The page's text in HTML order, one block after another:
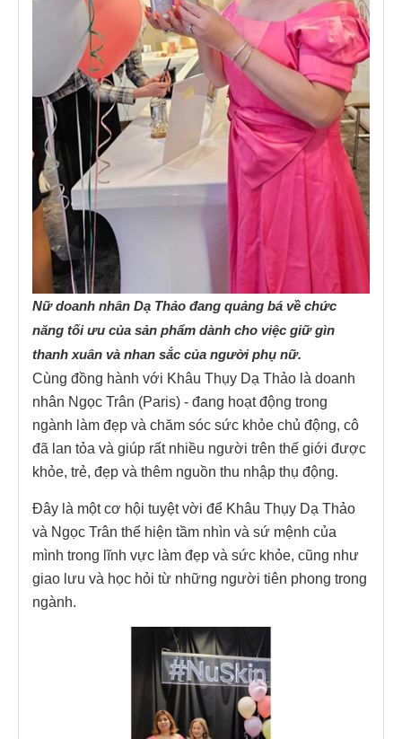
Nữ doanh nhân Dạ Thảo đang quảng bá về chức
năng tối ưu của sản phẩm dành cho việc giữ gìn
thanh xuân và nhan sắc của người phụ nữ.
Cùng đồng hành với Khâu Thụy Dạ Thảo là doanh
nhân Ngọc Trân (Paris) - đang hoạt động trong
ngành làm đẹp và chăm sóc sức khỏe chủ động, cô
đã lan tỏa và giúp rất nhiều người trên thế giới được
khỏe, trẻ, đẹp và thêm nguồn thu nhập thụ động.
Đây là một cơ hội tuyệt vời để Khâu Thụy Dạ Thảo
và Ngọc Trân thể hiện tầm nhìn và sứ mệnh của
mình trong lĩnh vực làm đẹp và sức khỏe, cũng như
giao lưu và học hỏi từ những người tiên phong trong
ngành.